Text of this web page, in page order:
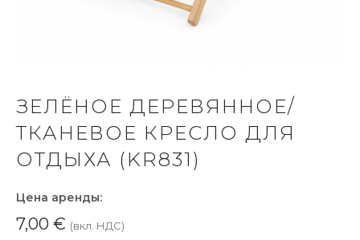
ЗЕЛЁНОЕ ДЕРЕВЯННОЕ/
ТКАНЕВОЕ КРЕСЛО ДЛЯ
ОТДЫХА (KR831)
Цена аренды:
7,00 € (вкл. НДС)